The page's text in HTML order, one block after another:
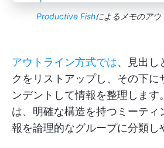
Productive Fishによるメモのアウ
アウトライン方式では、見出し
クをリストアップし、その下に
ンデントして情報を整理します
は、明確な構造を持つミーティ
報を論理的なグループに分類し